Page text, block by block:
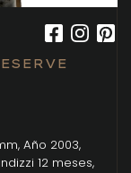
Año 2003,
12 meses,